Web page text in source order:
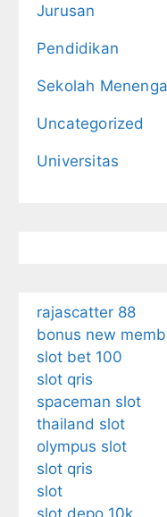
Jurusan
Pendidikan
Sekolah
Uncategorized
Universitas
rajascatter 88
bonus new
slot bet 100
slot qris
spaceman slot
thailand slot
olympus slot
slot qris
slot
slot depo 10k